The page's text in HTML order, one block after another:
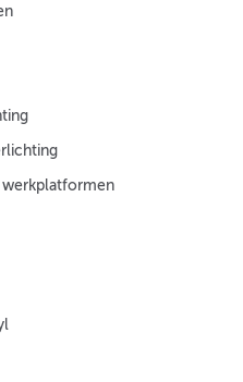
werkplatformen